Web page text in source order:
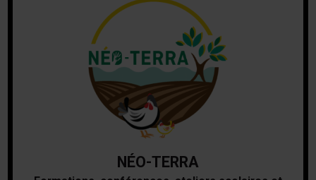
NÉO-TERRA